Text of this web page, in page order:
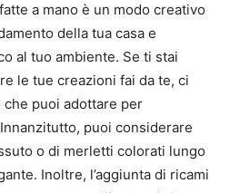
a mano è un modo creativo
della tua casa e
al tuo ambiente. Se ti stai
le tue creazioni fai da te, ci
puoi adottare per
puoi considerare
o di merletti colorati lungo
Inoltre, l’aggiunta di ricami